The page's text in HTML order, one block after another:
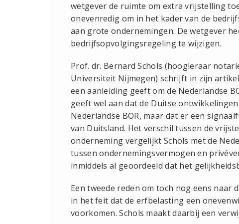
wetgever de ruimte om extra vrijstelling
onevenredig om in het kader van de
aan grote ondernemingen. De wetgever
bedrijfsopvolgingsregeling te wijzigen.
Prof. dr. Bernard Schols (hoogleraar
Universiteit Nijmegen) schrijft in zijn
een aanleiding geeft om de Nederlandse
geeft wel aan dat de Duitse
Nederlandse BOR, maar dat er een
van Duitsland. Het verschil tussen de
onderneming vergelijkt Schols met de
tussen ondernemingsvermogen en
inmiddels al geoordeeld dat het
Een tweede reden om toch nog eens naar
in het feit dat de erfbelasting een
voorkomen. Schols maakt daarbij een